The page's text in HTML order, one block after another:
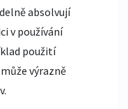
absolvují
v používání
použití
výrazně